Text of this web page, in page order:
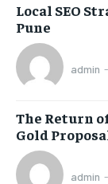
Local SEO
Pune
admin -
The Return
Gold
admin -